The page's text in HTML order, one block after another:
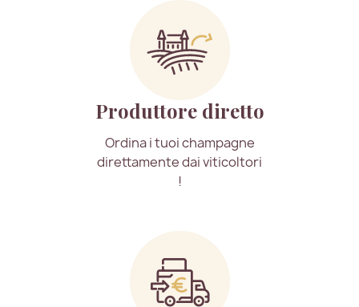
Produttore diretto
Ordina i tuoi champagne
direttamente dai viticoltori
!